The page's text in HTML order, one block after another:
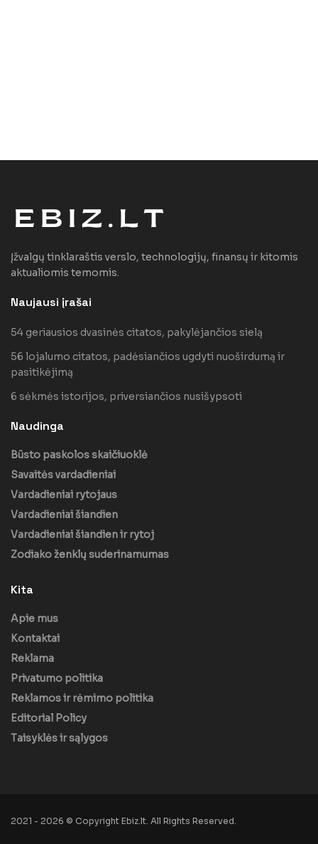
Įžvalgų tinklaraštis verslo, technologijų, finansų ir kitomis
aktualiomis temomis.
Naujausi įrašai
54 geriausios dvasinės citatos, pakylėjančios sielą
56 lojalumo citatos, padėsiančios ugdyti nuoširdumą ir
pasitikėjimą
6 sėkmės istorijos, priversiančios nusišypsoti
Naudinga
Būsto paskolos skaičiuoklė
Savaitės vardadieniai
Vardadieniai rytojaus
Vardadieniai šiandien
Vardadieniai šiandien ir rytoj
Zodiako ženklų suderinamumas
Kita
Apie mus
Kontaktai
Reklama
Privatumo politika
Reklamos ir rėmimo politika
Editorial Policy
Taisyklės ir sąlygos
2021 - 2026 © Copyright Ebiz.lt. All Rights Reserved.